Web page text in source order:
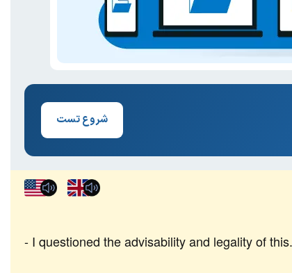
شروع تست
I questioned the advisability and legality of this.